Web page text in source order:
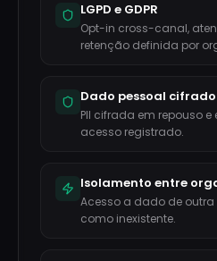
LGPD e GDPR
Opt-in cross-canal,
retenção definida por
Dado pessoal cifrado
PII cifrada em repouso
acesso registrado.
Isolamento entre
Acesso a dado de
como inexistente.